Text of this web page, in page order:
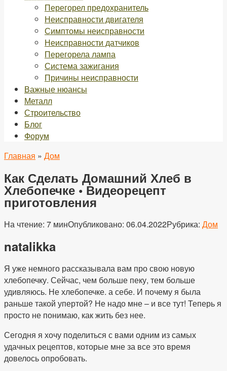
Перегорел предохранитель
Неисправности двигателя
Симптомы неисправности
Неисправности датчиков
Перегорела лампа
Система зажигания
Причины неисправности
Важные нюансы
Металл
Строительство
Блог
Форум
Главная » Дом
Как Сделать Домашний Хлеб в
Хлебопечке • Видеорецепт
приготовления
На чтение: 7 минОпубликовано: 06.04.2022Рубрика: Дом
natalikka
Я уже немного рассказывала вам про свою новую
хлебопечку. Сейчас, чем больше пеку, тем больше
удивляюсь. Не хлебопечке. а себе. И почему я была
раньше такой упертой? Не надо мне – и все тут! Теперь я
просто не понимаю, как жить без нее.
Сегодня я хочу поделиться с вами одним из самых
удачных рецептов, которые мне за все это время
довелось опробовать.